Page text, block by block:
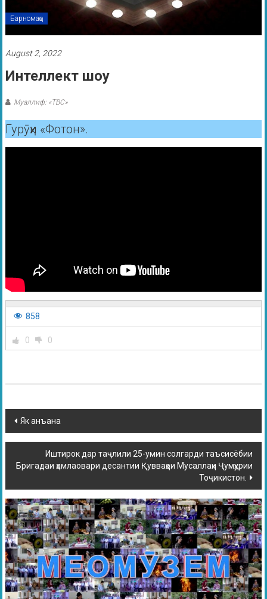
Барномаҳо
August 2, 2022
Интеллект шоу
Муаллиф: «ТВС»
Гурӯҳи «Фотон».
858
0 0
Як анъана
Иштирок дар таҷлили 25-умин солгарди таъсисёбии
Бригадаи ҳамлаовари десантии Қувваҳои Мусаллаҳи Ҷумҳурии
Тоҷикистон.